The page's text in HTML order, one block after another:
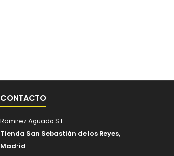
CONTACTO
Ramirez Aguado S.L.
Tienda San Sebastián de los Reyes,
Madrid